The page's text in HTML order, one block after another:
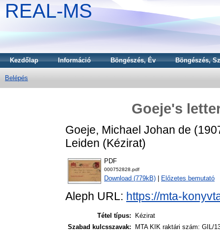
REAL-MS
Kezdőlap Információ Böngészés, Év Böngészés,
Belépés
Goeje's
Goeje, Michael Johan de
Leiden (Kézirat)
PDF
000752828.pdf
Download (779kB) Előzetes bemutató
Aleph URL: https://mta-
Tétel típus:
Kézirat
Szabad kulcsszavak:
MTA KIK raktári szám: GIL/